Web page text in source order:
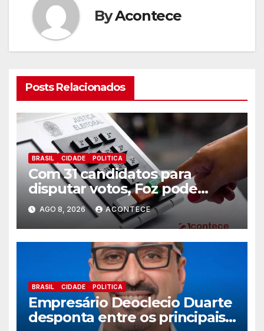
ByAcontece
Posts Relacionados
BRASIL CIDADE POLITICA
Com 31 candidatos para
disputar votos, Foz pode
perder representatividade
AGO 8, 2026 ACONTECE
BRASIL CIDADE POLITICA
Empresário Deoclecio Duarte
desponta entre os principais